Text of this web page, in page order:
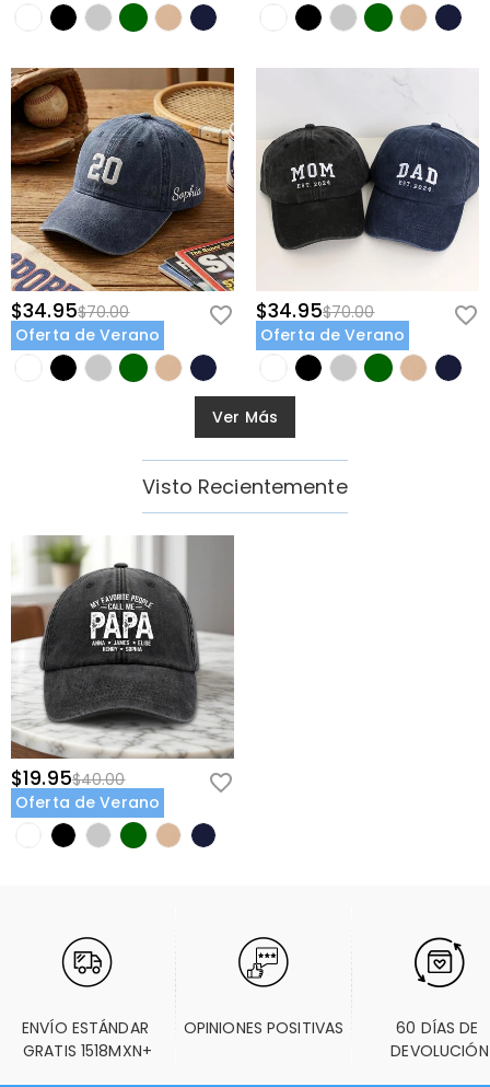
$34.95$70.00
Oferta de Verano
$34.95$70.00
Oferta de Verano
Ver Más
Visto Recientemente
$19.95$40.00
Oferta de Verano
ENVÍO ESTÁNDAR
GRATIS 1518MXN+
OPINIONES POSITIVAS
60 DÍAS DE
DEVOLUCIÓN